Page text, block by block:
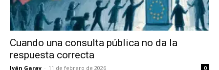
Cuando una consulta pública no da la
respuesta correcta
Iván Garay - 11 de febrero de 2026 0